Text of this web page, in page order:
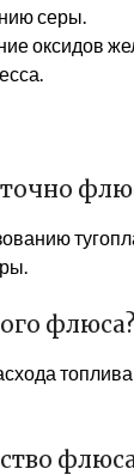
серы.
оксидов
флюса?